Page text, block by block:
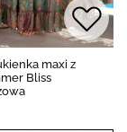
maxi z
Bliss